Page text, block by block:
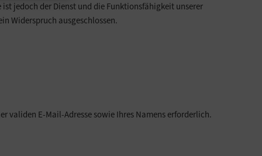
jedoch der Dienst und die Funktionsfähigkeit unserer
Widerspruch ausgeschlossen.
validen E-Mail-Adresse sowie Ihres Namens erforderlich.